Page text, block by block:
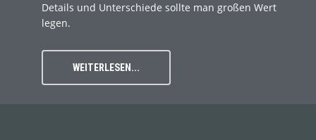
Details und Unterschiede sollte man großen Wert
legen.
WEITERLESEN...